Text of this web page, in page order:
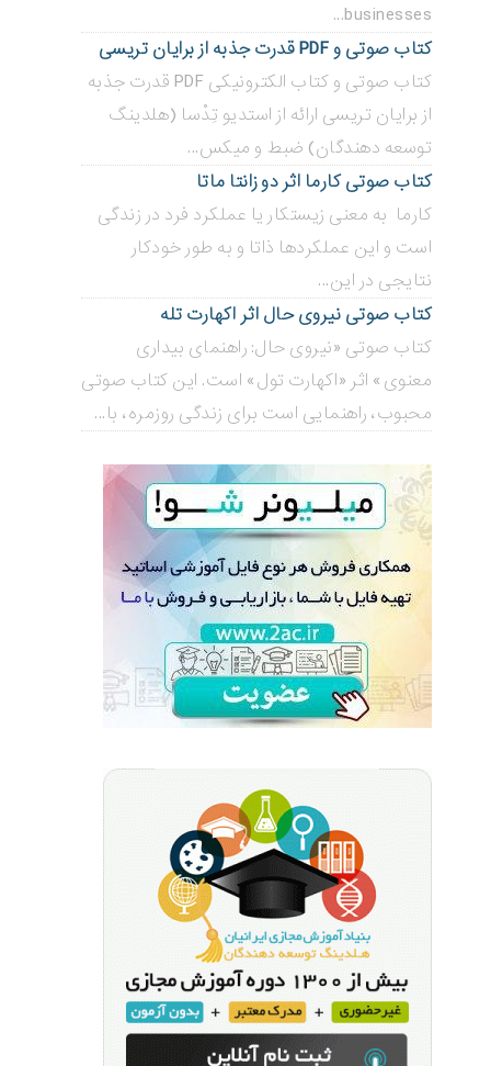
businesses...
کتاب صوتی و PDF قدرت جذبه از برایان تریسی
کتاب صوتی و کتاب الکترونیکی PDF قدرت جذبه
از برایان تریسی ارائه از استدیو تِدْسا (هلدینگ
توسعه دهندگان) ضبط و میکس...
کتاب صوتی کارما اثر دو زانتا ماتا
کارما به معنی زیستکار یا عملکرد فرد در زندگی
است و این عملکردها ذاتا و به طور خودکار
نتایجی در این...
کتاب صوتی نیروی حال اثر اکهارت تله
کتاب صوتی «نیروی حال: راهنمای بیداری
معنوی» اثر «اکهارت تول» است. این کتاب صوتی
محبوب، راهنمایی است برای زندگی روزمره، با...